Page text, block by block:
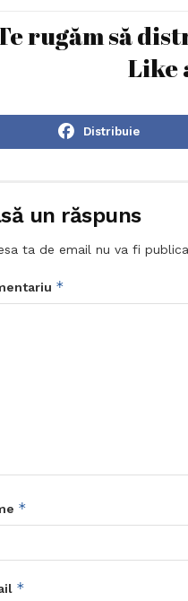
rugăm să
Like
Distribuie
un răspuns
ta de email nu va fi
*
*
*